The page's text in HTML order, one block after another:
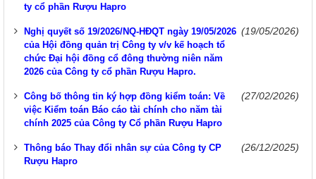
ty cổ phần Rượu Hapro
Nghị quyết số 19/2026/NQ-HĐQT ngày 19/05/2026
của Hội đồng quản trị Công ty v/v kế hoạch tổ
chức Đại hội đồng cổ đông thường niên năm
2026 của Công ty cổ phần Rượu Hapro.
(19/05/2026)
Công bố thông tin ký hợp đồng kiểm toán: Về
việc Kiểm toán Báo cáo tài chính cho năm tài
chính 2025 của Công ty Cổ phần Rượu Hapro
(27/02/2026)
Thông báo Thay đổi nhân sự của Công ty CP
Rượu Hapro
(26/12/2025)